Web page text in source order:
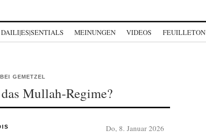
DAILI|ES|SENTIALS MEINUNGEN VIDEOS FEUILLETON
GEMETZEL
Mullah-Regime?
Do, 8. Januar 2026